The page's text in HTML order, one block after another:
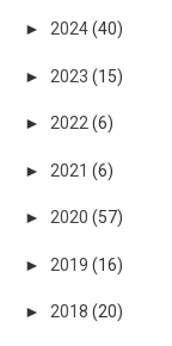
►2024(40)
► 2023(15)
►2022(6)
► 2021(6)
►2020(57)
► 2019(16)
►2018(20)